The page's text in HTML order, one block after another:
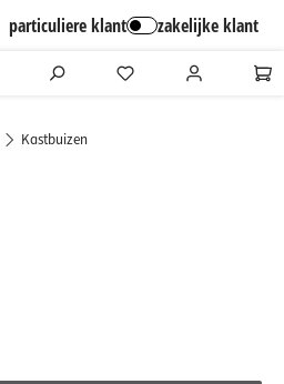
particuliere klant zakelijke klant
Kastbuizen